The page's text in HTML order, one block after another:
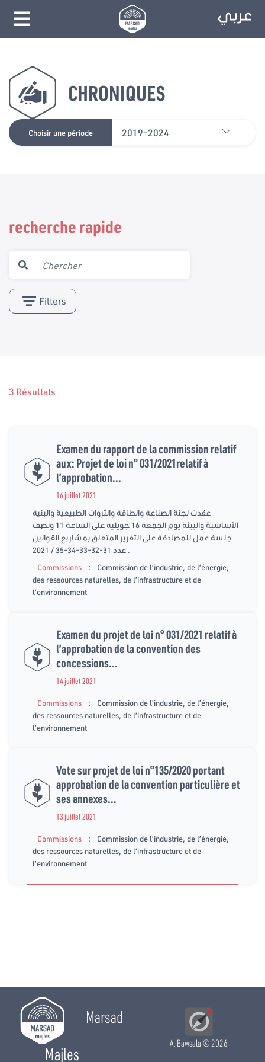
CHRONIQUES
Choisir une période 2019-2024
recherche rapide
Filters
3 Résultats
Examen du rapport de la commission relatif
aux: Projet de loi n° 031/2021relatif à
l’approbation...
16 juillet 2021
عقدت لجنة الصناعة والطاقة والثروات الطبيعية والبنية
الأساسية والبيئة يوم الجمعة 16 جويلية على الساعة 11 ونصف
جلسة عمل للمصادقة على التقرير المتعلق بمشاريع القوانين
عدد 31-32-33-34-35 / 2021 .
Commissions
:
Commission de l’industrie, de l’énergie,
des ressources naturelles, de l’infrastructure et de
l’environnement
Examen du projet de loi n° 031/2021 relatif à
l’approbation de la convention des
concessions...
14 juillet 2021
Commissions :
Commission de l’industrie, de l’énergie,
des ressources naturelles, de l’infrastructure et de
l’environnement
Vote sur projet de loi n°135/2020 portant
approbation de la convention particulière et
ses annexes...
13 juillet 2021
Commissions :
Commission de l’industrie, de l’énergie,
des ressources naturelles, de l’infrastructure et de
l’environnement
Marsad
Majles
Al Bawsala© 2026